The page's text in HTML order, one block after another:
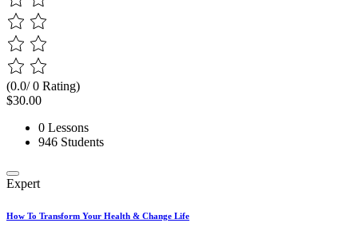
(0.0/ 0 Rating)
$30.00
0 Lessons
946 Students
Expert
How To Transform Your Health & Change Life